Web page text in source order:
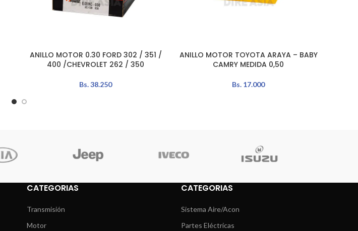
AÑADIR AL CARRITO
ANILLO MOTOR 0.30 FORD 302 / 351 /
400 /CHEVROLET 262 / 350
Bs.38.250
AÑADIR AL CARRITO
ANILLO MOTOR TOYOTA ARAYA – BABY
CAMRY MEDIDA 0,50
Bs. 17.000
CATEGORIAS
Transmisión
Motor
CATEGORIAS
Sistema Aire/Acon
Partes Eléctricas